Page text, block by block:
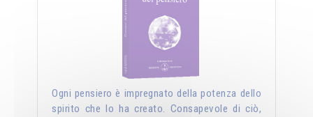
Ogni pensiero è impregnato della potenza dello
spirito che lo ha creato. Consapevole di ciò,